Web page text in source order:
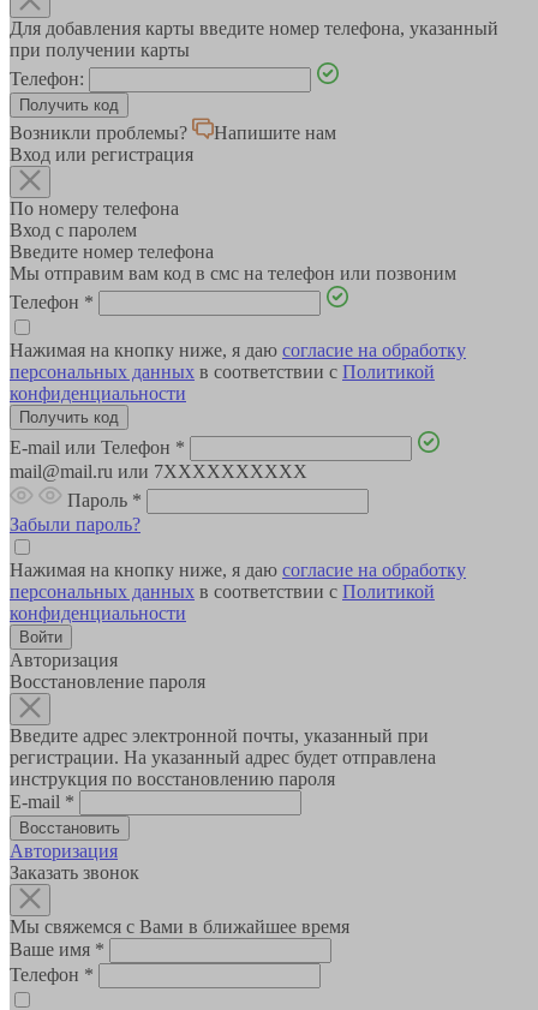
Для добавления карты введите номер телефона, указанный
при получении карты
Телефон:
Возникли проблемы?
Напишите нам
Вход или регистрация
По номеру телефона
Вход с паролем
Введите номер телефона
Мы отправим вам код в смс на телефон или позвоним
Телефон *
Нажимая на кнопку ниже, я даю согласие на обработку
персональных данных в соответствии с Политикой
конфиденциальности
E-mail или Телефон *
mail@mail.ru или 7XXXXXXXXXX
Пароль *
Забыли пароль?
Нажимая на кнопку ниже, я даю согласие на обработку
персональных данных в соответствии с Политикой
конфиденциальности
Авторизация
Восстановление пароля
Введите адрес электронной почты, указанный при
регистрации. На указанный адрес будет отправлена
инструкция по восстановлению пароля
E-mail *
Авторизация
Заказать звонок
Мы свяжемся с Вами в ближайшее время
Ваше имя *
Телефон *